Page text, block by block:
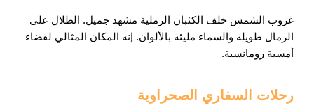
غروب الشمس خلف الكثبان الرملية مشهد جميل. الظلال على
الرمال طويلة والسماء مليئة بالألوان. إنه المكان المثالي لقضاء
أمسية رومانسية.
رحلات السفاري الصحراوية